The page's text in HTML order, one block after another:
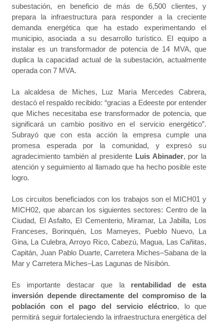
subestación, en beneficio de más de 6,500 clientes, y
prepara la infraestructura para responder a la creciente
demanda energética que ha estado experimentando el
municipio, asociada a su desarrollo turístico. El equipo a
instalar es un transformador de potencia de 14 MVA, que
duplica la capacidad actual de la subestación, actualmente
operada con 7 MVA.
La alcaldesa de Miches, Luz María Mercedes Cabrera,
destacó el respaldo recibido: “gracias a Edeeste por entender
que Miches necesitaba ese transformador de potencia, que
significará un cambio positivo en el servicio energético”.
Subrayó que con esta acción la empresa cumple una
promesa esperada por la comunidad, y expresó su
agradecimiento también al presidente Luis Abinader, por la
atención y seguimiento al llamado que ha hecho posible este
logro.
Los circuitos beneficiados con los trabajos son el MICH01 y
MICH02, que abarcan los siguientes sectores: Centro de la
Ciudad, El Asfalto, El Cementerio, Miramar, La Jabilla, Los
Franceses, Borinquén, Los Mameyes, Pueblo Nuevo, La
Gina, La Culebra, Arroyo Rico, Cabezú, Magua, Las Cañitas,
Capitán, Juan Pablo Duarte, Carretera Miches–Sabana de la
Mar y Carretera Miches–Las Lagunas de Nisibón.
Es importante destacar que la rentabilidad de esta
inversión depende directamente del compromiso de la
población con el pago del servicio eléctrico, lo que
permitirá seguir fortaleciendo la infraestructura energética del